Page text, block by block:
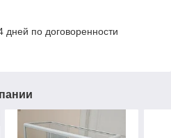
дней по договоренности